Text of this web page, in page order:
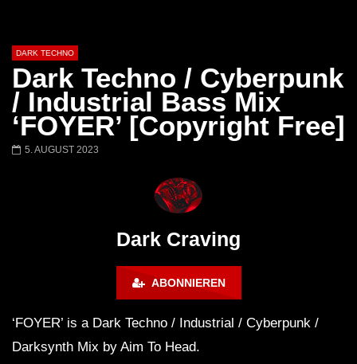
Später
01:29:06
DARK TECHNO
Dark Techno / Cyberpunk
/ Industrial Bass Mix
‘FOYER’ [Copyright Free]
5. AUGUST 2023
Dark Craving
ABONNIEREN
‘FOYER’ is a Dark Techno / Industrial / Cyberpunk /
Darksynth Mix by Aim To Head.